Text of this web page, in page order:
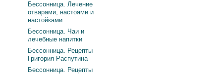
Бессонница. Лечение
отварами, настоями и
настойками
Бессонница. Чаи и
лечебные напитки
Бессонница. Рецепты
Григория Распутина
Бессонница. Рецепты